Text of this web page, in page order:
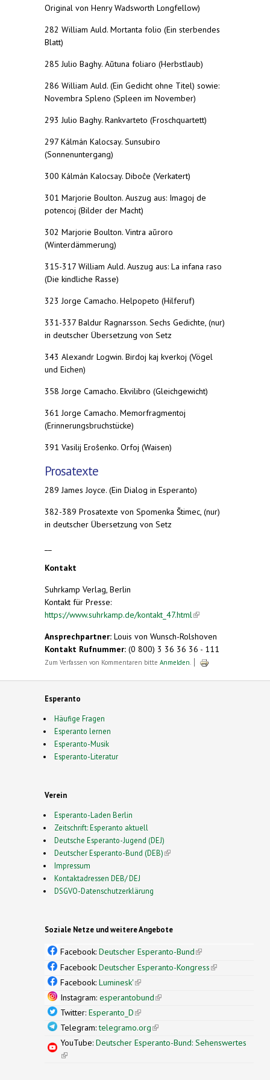
Original von Henry Wadsworth Longfellow)
282 William Auld. Mortanta folio (Ein sterbendes
Blatt)
285 Julio Baghy. Aŭtuna foliaro (Herbstlaub)
286 William Auld. (Ein Gedicht ohne Titel) sowie:
Novembra Spleno (Spleen im November)
293 Julio Baghy. Rankvarteto (Froschquartett)
297 Kálmán Kalocsay. Sunsubiro
(Sonnenuntergang)
300 Kálmán Kalocsay. Diboĉe (Verkatert)
301 Marjorie Boulton. Auszug aus: Imagoj de
potencoj (Bilder der Macht)
302 Marjorie Boulton. Vintra aŭroro
(Winterdämmerung)
315-317 William Auld. Auszug aus: La infana raso
(Die kindliche Rasse)
323 Jorge Camacho. Helpopeto (Hilferuf)
331-337 Baldur Ragnarsson. Sechs Gedichte, (nur)
in deutscher Übersetzung von Setz
343 Alexandr Logwin. Birdoj kaj kverkoj (Vögel
und Eichen)
358 Jorge Camacho. Ekvilibro (Gleichgewicht)
361 Jorge Camacho. Memorfragmentoj
(Erinnerungsbruchstücke)
391 Vasilij Eroŝenko. Orfoj (Waisen)
Prosatexte
289 James Joyce. (Ein Dialog in Esperanto)
382-389 Prosatexte von Spomenka Štimec, (nur)
in deutscher Übersetzung von Setz
Kontakt
Suhrkamp Verlag, Berlin
Kontakt für Presse:
https://www.suhrkamp.de/kontakt_47.html (link is
Ansprechpartner: Louis von Wunsch-Rolshoven
Kontakt Rufnummer: (0 800) 3 36 36 36 - 111
Zum Verfassen von Kommentaren bitte Anmelden
Esperanto
Häufige Fragen
Esperanto lernen
Esperanto-Musik
Esperanto-Literatur
Verein
Esperanto-Laden Berlin
Zeitschrift: Esperanto aktuell
Deutsche Esperanto-Jugend (DEJ)
Deutscher Esperanto-Bund (DEB)(link is external)
Impressum
Kontaktadressen DEB/ DEJ
DSGVO-Datenschutzerklärung
Soziale Netze und weitere Angebote
Facebook: Deutscher Esperanto-Bund(link is
external)
Facebook: Deutscher Esperanto-Kongress(link is
Facebook: Luminesk'(link is external)
Instagram: esperantobund(link is external)
Twitter: Esperanto_D(link is external)
Telegram:telegramo.org(link is external)
YouTube: Deutscher Esperanto-Bund: Sehenswertes
(link is external)